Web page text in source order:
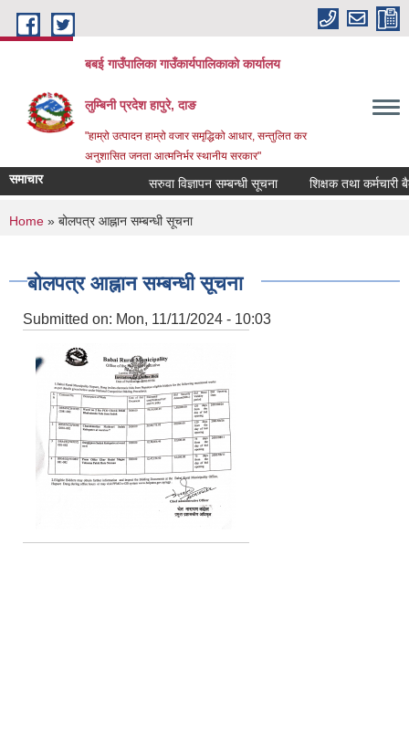
Skip to main content
बबई गाउँपालिका गाउँकार्यपालिकाकाे कार्यालय
लुम्बिनी प्रदेश हापुरे, दाङ
"हाम्रो उत्पादन हाम्रो वजार समृद्धिको आधार, सन्तुलित कर
अनुशासित जनता आत्मनिर्भर स्थानीय सरकार"
समाचार सरुवा विज्ञापन सम्बन्धी सूचना शिक्षक तथा कर्मचारी बैकं
You are here
Home » बोलपत्र आह्नान सम्बन्धी सूचना
बोलपत्र आह्नान सम्बन्धी सूचना
Submitted on: Mon, 11/11/2024 - 10:03